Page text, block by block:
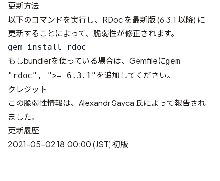
更新方法
以下のコマンドを実行し、RDoc を最新版 (6.3.1 以降) に
更新することによって、脆弱性が修正されます。
もしbundlerを使っている場合は、Gemfileにgem
"rdoc", ">= 6.3.1" を追加してください。
クレジット
この脆弱性情報は、 Alexandr Savca 氏によって報告され
ました。
更新履歴
2021-05-02 18:00:00 (JST) 初版